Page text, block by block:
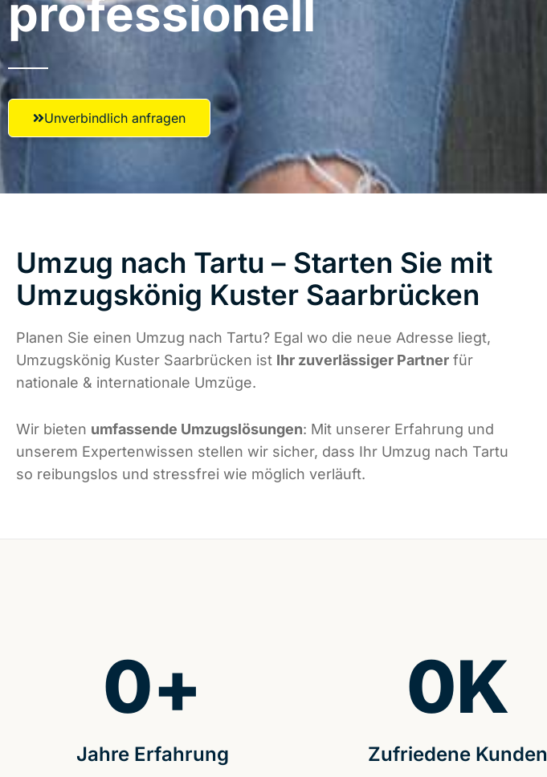
professionell​
Unverbindlich anfragen
Umzug nach Tartu – Starten Sie mit
Umzugskönig Kuster Saarbrücken
Planen Sie einen Umzug nach Tartu? Egal wo die neue Adresse liegt,
Umzugskönig Kuster Saarbrücken ist Ihr zuverlässiger Partner für
nationale & internationale Umzüge.
Wir bieten umfassende Umzugslösungen: Mit unserer Erfahrung und
unserem Expertenwissen stellen wir sicher, dass Ihr Umzug nach Tartu
so reibungslos und stressfrei wie möglich verläuft.
Jahre Erfahrung
0+
Zufriedene Kunden
0K